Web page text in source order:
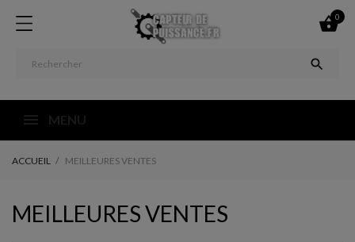

0

MENU
ACCUEIL MEILLEURES VENTES
MEILLEURES VENTES